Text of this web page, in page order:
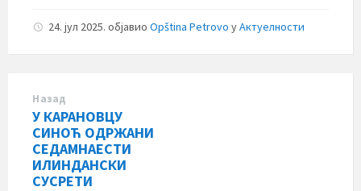
24. јул 2025. објавио Opština Petrovo уАктуелности
Назад
У КАРАНОВЦУ
СИНОЋ ОДРЖАНИ
СЕДАМНАЕСТИ
ИЛИНДАНСКИ
СУСРЕТИ